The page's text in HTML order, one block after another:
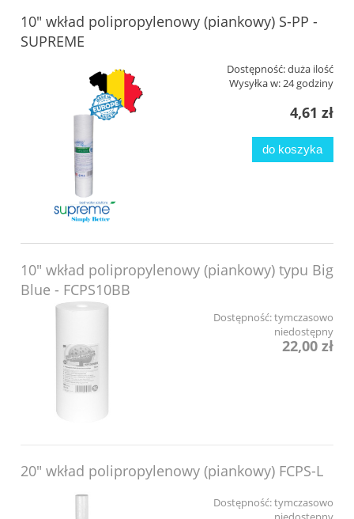
10" wkład polipropylenowy (piankowy) S-PP -
SUPREME
Dostępność:duża ilość
Wysyłka w:24 godziny
4,61 zł
do koszyka
10" wkład polipropylenowy (piankowy) typu Big
Blue - FCPS10BB
Dostępność:tymczasowo
niedostępny
22,00 zł
20" wkład polipropylenowy (piankowy) FCPS-L
Dostępność:tymczasowo